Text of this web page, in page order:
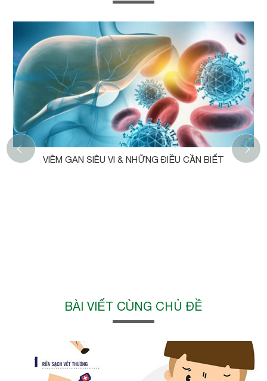
‹
VIÊM GAN SIÊU VI & NHỮNG ĐIỀU CẦN BIẾT
BÀI VIẾT CÙNG CHỦ ĐỀ